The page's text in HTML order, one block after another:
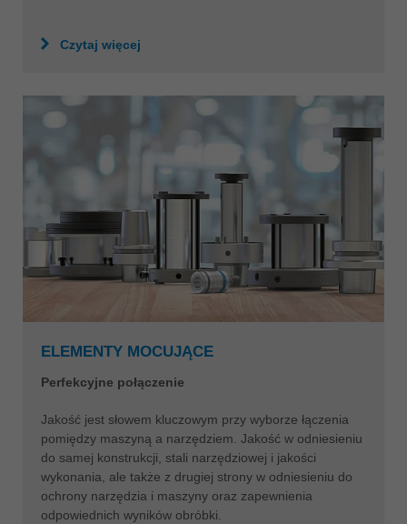
Czytaj więcej
ELEMENTY MOCUJĄCE
Perfekcyjne połączenie
Jakość jest słowem kluczowym przy wyborze łączenia
pomiędzy maszyną a narzędziem. Jakość w odniesieniu
do samej konstrukcji, stali narzędziowej i jakości
wykonania, ale także z drugiej strony w odniesieniu do
ochrony narzędzia i maszyny oraz zapewnienia
odpowiednich wyników obróbki.